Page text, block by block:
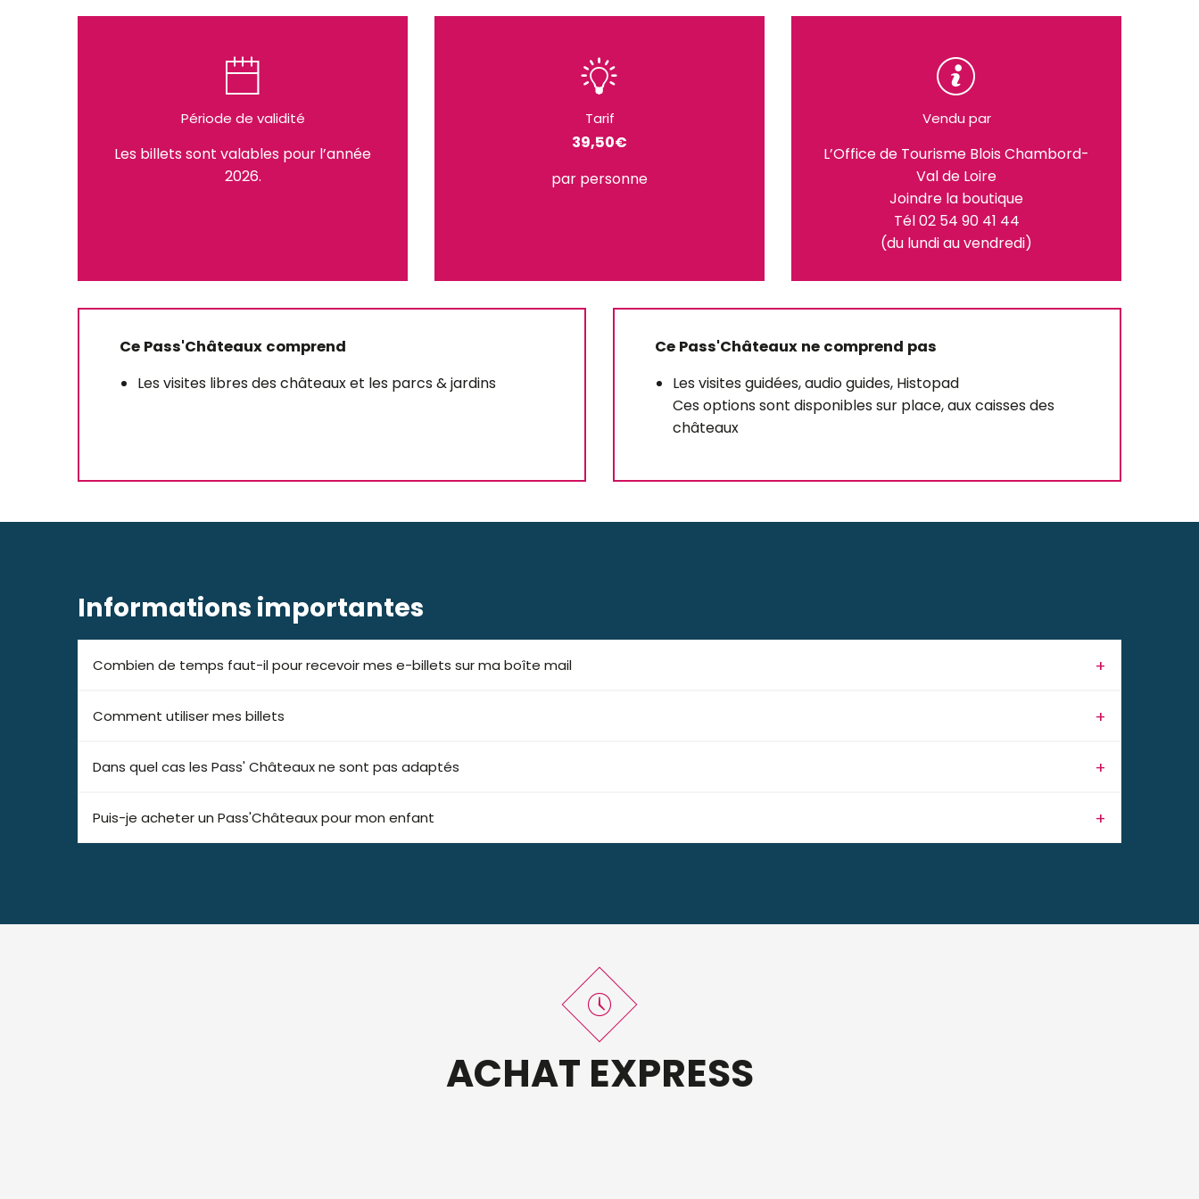
Période de validité
Les billets sont valables pour l’année
2026.
Tarif
39,50€
par personne
Vendu par
L’Office de Tourisme Blois Chambord-
Val de Loire
Joindre la boutique
Tél 02 54 90 41 44
(du lundi au vendredi)
Ce Pass'Châteaux comprend
Les visites libres des châteaux et les parcs & jardins
Ce Pass'Châteaux ne comprend pas
Les visites guidées, audio guides, Histopad
Ces options sont disponibles sur place, aux caisses des
châteaux
Informations importantes
Combien de temps faut-il pour recevoir mes e-billets sur ma boîte mail
Comment utiliser mes billets
Dans quel cas les Pass' Châteaux ne sont pas adaptés
Puis-je acheter un Pass'Châteaux pour mon enfant
ACHAT EXPRESS